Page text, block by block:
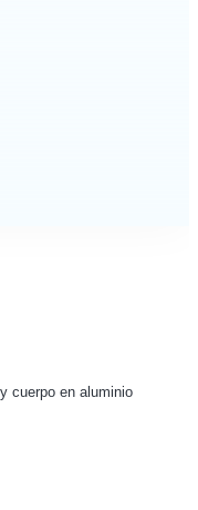
cuerpo en aluminio